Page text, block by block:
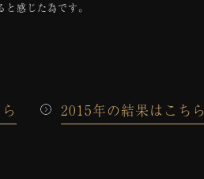
感じた為です。
2015年の結果はこちら